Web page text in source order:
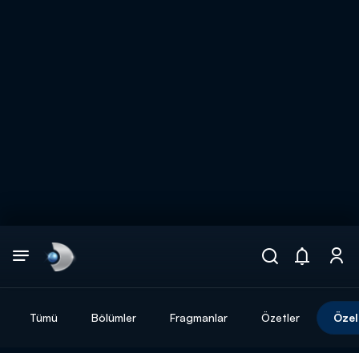
Tümü Bölümler Fragmanlar Özetler